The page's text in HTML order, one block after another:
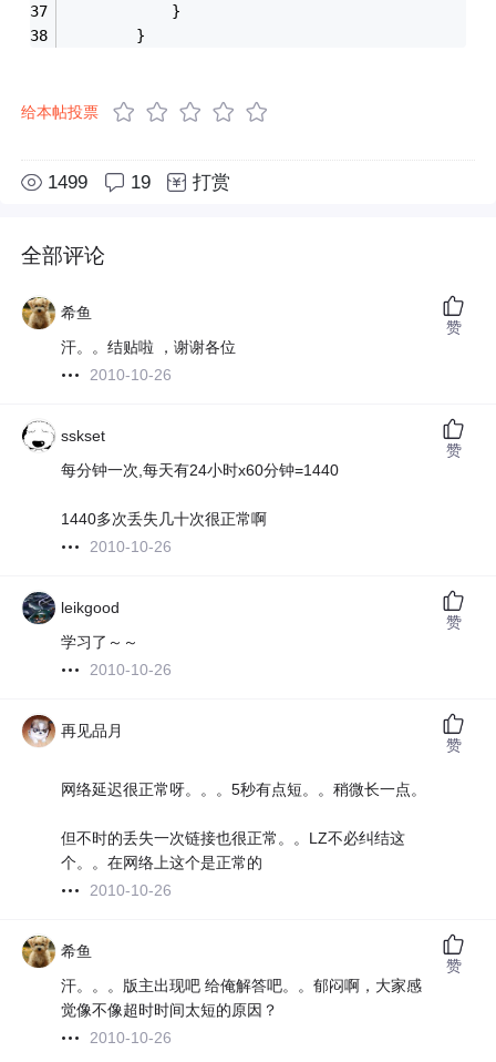
            }
        }
给本帖投票
1499 19 打赏
全部评论
希鱼
汗。。结贴啦 ，谢谢各位
2010-10-26
赞
sskset
每分钟一次,每天有24小时x60分钟=1440
1440多次丢失几十次很正常啊
2010-10-26
赞
leikgood
学习了～～
2010-10-26
赞
再见品月
网络延迟很正常呀。。。5秒有点短。。稍微长一点。
但不时的丢失一次链接也很正常。。LZ不必纠结这
个。。在网络上这个是正常的
2010-10-26
赞
希鱼
汗。。。版主出现吧 给俺解答吧。。郁闷啊，大家感
觉像不像超时时间太短的原因？
2010-10-26
赞